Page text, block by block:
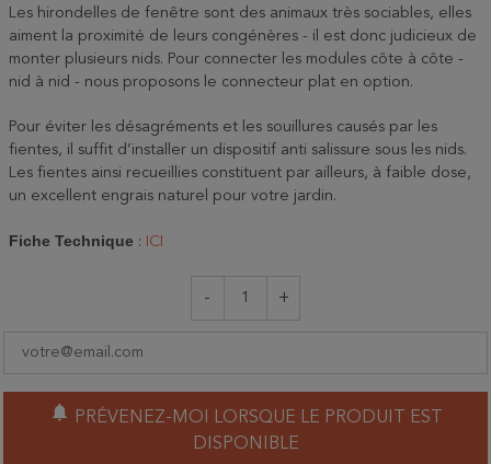
Les hirondelles de fenêtre sont des animaux très sociables, elles
aiment la proximité de leurs congénères - il est donc judicieux de
monter plusieurs nids. Pour connecter les modules côte à côte -
nid à nid - nous proposons le connecteur plat en option.
Pour éviter les désagréments et les souillures causés par les
fientes, il suffit d’installer un dispositif anti salissure sous les nids.
Les fientes ainsi recueillies constituent par ailleurs, à faible dose,
un excellent engrais naturel pour votre jardin.
Fiche Technique : ICI
- +
notifications
DISPONIBLE